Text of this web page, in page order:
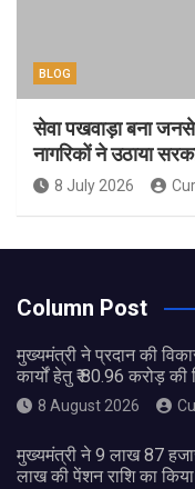
BLOG
सेवा पखवाड़ा बना
नागरिकों ने उठाया
8 July 2026
Column Post
मुख्यमंत्री ने प्रदान की
कार्यों हेतु ₹ 80.96 करोड़ की
8 August 2026
मुख्यमंत्री ने 9 लाख 87
लाख की पेंशन राशि का